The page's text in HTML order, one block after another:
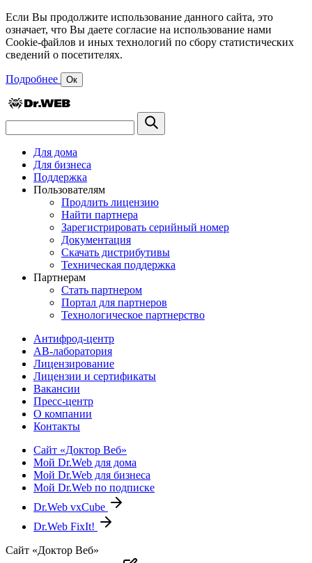
Если Вы продолжите использование данного сайта, это
означает, что Вы даете согласие на использование нами
Cookie-файлов и иных технологий по сбору статистических
сведений о посетителях.
Подробнее Ок
Для дома
Для бизнеса
Поддержка
Пользователям
Продлить лицензию
Найти партнера
Зарегистрировать серийный номер
Документация
Скачать дистрибутивы
Техническая поддержка
Партнерам
Стать партнером
Портал для партнеров
Технологическое партнерство
Антифрод-центр
АВ-лаборатория
Лицензирование
Лицензии и сертификаты
Вакансии
Пресс-центр
О компании
Контакты
Сайт «Доктор Веб»
Мой Dr.Web для дома
Мой Dr.Web для бизнеса
Мой Dr.Web по подписке
Dr.Web vxCube
Dr.Web FixIt!
Сайт «Доктор Веб»